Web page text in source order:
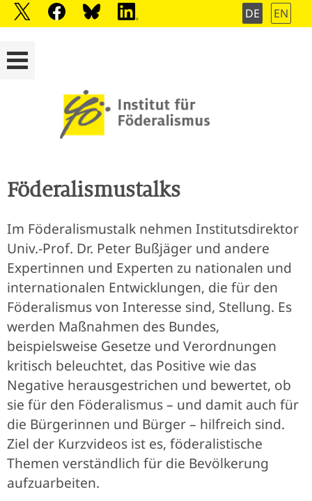
DE EN
Föderalismustalks
Im Föderalismustalk nehmen Institutsdirektor
Univ.-Prof. Dr. Peter Bußjäger und andere
Expertinnen und Experten zu nationalen und
internationalen Entwicklungen, die für den
Föderalismus von Interesse sind, Stellung. Es
werden Maßnahmen des Bundes,
beispielsweise Gesetze und Verordnungen
kritisch beleuchtet, das Positive wie das
Negative herausgestrichen und bewertet, ob
sie für den Föderalismus – und damit auch für
die Bürgerinnen und Bürger – hilfreich sind.
Ziel der Kurzvideos ist es, föderalistische
Themen verständlich für die Bevölkerung
aufzuarbeiten.